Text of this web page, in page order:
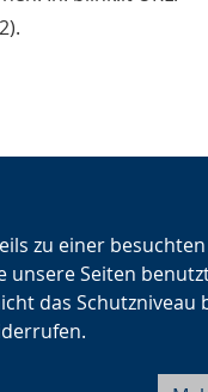
zu einer
Seiten
das Schutzniveau
(Westfälische)
Raum –
→